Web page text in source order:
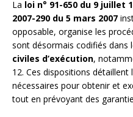
La loi n° 91-650 du 9 juillet
2007-290 du 5 mars 2007
opposable, organise les
sont désormais codifiés dans
civiles d’exécution,
12. Ces dispositions
nécessaires pour obtenir et
tout en prévoyant des